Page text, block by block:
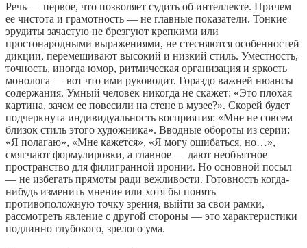
Речь — первое, что позволяет судить об интеллекте. Причем
ее чистота и грамотность — не главные показатели. Тонкие
эрудиты зачастую не брезгуют крепкими или
простонародными выражениями, не стесняются особенностей
дикции, перемешивают высокий и низкий стиль. Уместность,
точность, иногда юмор, ритмическая организация и яркость
монолога — вот что ими руководит. Гораздо важней нюансы
содержания. Умный человек никогда не скажет: «Это плохая
картина, зачем ее повесили на стене в музее?». Скорей будет
подчеркнута индивидуальность восприятия: «Мне не совсем
близок стиль этого художника». Вводные обороты из серии:
«Я полагаю», «Мне кажется», «Я могу ошибаться, но…»,
смягчают формулировки, а главное — дают необъятное
пространство для филигранной иронии. Но основной посыл
— не избегать прямоты ради вежливости. Готовность когда-
нибудь изменить мнение или хотя бы понять
противоположную точку зрения, выйти за свои рамки,
рассмотреть явление с другой стороны — это характеристики
подлинно глубокого, зрелого ума.